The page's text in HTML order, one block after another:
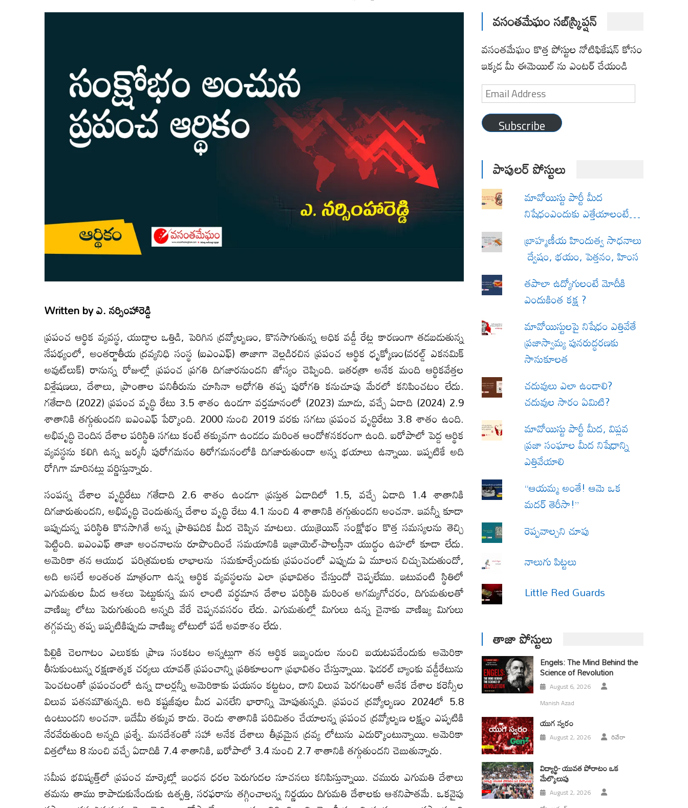
Written byఎ. నర్సింహారెడ్డి
ప్రపంచ ఆర్థిక వ్యవస్థ, యుద్ధాల ఒత్తిడి, పెరిగిన ద్రవ్యోల్బణం, కొనసాగుతున్న అధిక వడ్డీ రేట్ల కారణంగా తడబడుతున్న
నేపథ్యంలో, అంతర్జాతీయ ద్రవ్యనిధి సంస్థ (ఐఎంఎఫ్‌) తాజాగా వెల్లడిరచిన ప్రపంచ ఆర్థిక ధృక్కోణం(వరల్డ్‌ ఎకనమిక్‌
అవుట్‌లుక్‌) రానున్న రోజుల్లో ప్రపంచ ప్రగతి దిగజారనుందని జోస్యం చెప్పింది. ఇతరత్రా అనేక మంది ఆర్థికవేత్తల
విశ్లేషణలు, దేశాలు, ప్రాంతాల పనితీరును చూసినా అధోగతి తప్ప పురోగతి కనుచూపు మేరలో కనిపించటం లేదు.
గతేడాది (2022) ప్రపంచ వృద్ధి రేటు 3.5 శాతం ఉండగా వర్తమానంలో (2023) మూడు, వచ్చే ఏడాది (2024) 2.9
శాతానికి తగ్గుతుందని ఐఎంఎఫ్‌ పేర్కొంది. 2000 నుంచి 2019 వరకు సగటు ప్రపంచ వృద్ధిరేటు 3.8 శాతం ఉంది.
అభివృద్ధి చెందిన దేశాల పరిస్థితి సగటు కంటే తక్కువగా ఉండడం మరింత ఆందోళనకరంగా ఉంది. ఐరోపాలో పెద్ద ఆర్థిక
వ్యవస్థను కలిగి ఉన్న జర్మనీ పురోగమనం తిరోగమనంలోకి దిగజారుతుందా అన్న భయాలు ఉన్నాయి. ఇప్పటికే అది
రోగిగా మారినట్లు వర్ణిస్తున్నారు.
సంపన్న దేశాల వృద్ధిరేటు గతేడాది 2.6 శాతం ఉండగా ప్రస్తుత ఏడాదిలో 1.5, వచ్చే ఏడాది 1.4 శాతానికి
దిగజారుతుందని, అభివృద్ధి చెందుతున్న దేశాల వృద్ధి రేటు 4.1 నుంచి 4 శాతానికి తగ్గుతుందని అంచనా. ఇవన్నీ కూడా
ఇప్పుడున్న పరిస్థితి కొనసాగితే అన్న ప్రాతిపదిక మీద చెప్పిన మాటలు. యుక్రెయిన్‌ సంక్షోభం కొత్త సమస్యలను తెచ్చి
పెట్టింది. ఐఎంఎఫ్‌ తాజా అంచనాలను రూపొందించే సమయానికి ఇజ్రాయెల్‌-పాలస్తీనా యుద్ధం ఉహలో కూడా లేదు.
అమెరికా తన ఆయుధ పరిశ్రమలకు లాభాలను సమకూర్చేందుకు ప్రపంచంలో ఎప్పుడు ఏ మూలన చిచ్చుపెడుతుందో,
అది అసలే అంతంత మాత్రంగా ఉన్న ఆర్థిక వ్యవస్థలను ఎలా ప్రభావితం చేస్తుందో చెప్పలేము. ఇటువంటి స్థితిలో
ఎగుమతుల మీద ఆశలు పెట్టుకున్న మన లాంటి వర్ధమాన దేశాల పరిస్థితి మరింత అగమ్యగోచరం, దిగుమతులతో
వాణిజ్య లోటు పెరుగుతుంది అన్నది వేరే చెప్పనవసరం లేదు. ఎగుమతుల్లో మిగులు ఉన్న చైనాకు వాణిజ్య మిగులు
తగ్గవచ్చు తప్ప ఇప్పటికిప్పుడు వాణిజ్య లోటులో పడే అవకాశం లేదు.
పిల్లికి చెలగాటం ఎలుకకు ప్రాణ సంకటం అన్నట్లుగా తన ఆర్థిక ఇబ్బందుల నుంచి బయటపడేందుకు అమెరికా
తీసుకుంటున్న రక్షణాత్మక చర్యలు యావత్‌ ప్రపంచాన్ని ప్రతికూలంగా ప్రభావితం చేస్తున్నాయి. ఫెడరల్‌ బ్యాంకు వడ్డీరేటును
పెంచటంతో ప్రపంచంలో ఉన్న డాలర్లన్నీ అమెరికాకు పయనం కట్టటం, దాని విలువ పెరగటంతో అనేక దేశాల కరెన్సీల
విలువ పతనమౌతున్నది. అది కష్టజీవుల మీద ఎనలేని భారాన్ని మోపుతున్నది. ప్రపంచ ద్రవ్యోల్బణం 2024లో 5.8
ఉంటుందని అంచనా. ఇదేమీ తక్కువ కాదు. రెండు శాతానికి పరిమితం చేయాలన్న ప్రపంచ ద్రవ్యోల్బణ లక్ష్యం ఎప్పటికి
నేరవేరుతుంది అన్నది ప్రశ్నే. మనదేశంతో సహా అనేక దేశాలు తీవ్రమైన ద్రవ్య లోటును ఎదుర్కొంటున్నాయి. అమెరికా
విత్తలోటు 8 నుంచి వచ్చే ఏడాదికి 7.4 శాతానికి, ఐరోపాలో 3.4 నుంచి 2.7 శాతానికి తగ్గుతుందని చెబుతున్నారు.
సమీప భవిష్యత్త్‌లో ప్రపంచ మార్కెట్లో ఇంధన ధరల పెరుగుదల సూచనలు కనిపిస్తున్నాయి. చమురు ఎగుమతి దేశాలు
తమను తాము కాపాడుకునేందుకు ఉత్పత్తి, సరఫరాను తగ్గించాలన్న నిర్ణయం దిగుమతి దేశాలకు ఆశనిపాతమే. ఒకవైపు
వసంతమేఘం సబ్‌స్క్రిప్షన్
వసంతమేఘం కొత్త పోస్టుల నోటిఫికేషన్ కోసం
ఇక్కడ మీ ఈమెయిల్ ను ఎంటర్ చేయండి
Email
Address
Subscribe
పాపులర్ పోస్టులు
మావోయిస్టు పార్టీ మీద
నిషేధంఎందుకు ఎత్తేయాలంటే…
బ్రాహ్మణీయ హిందుత్వ సాధనాలు
ద్వేషం, భయం, పెత్తనం, హింస
త‌పాలా ఉద్యోగులంటే మోదీకి
ఎందుకింత కక్ష ?
మావోయిస్టులపై నిషేధం ఎత్తివేతే
ప్రజాస్వామ్య పునరుద్ధరణకు
సానుకూలత
చదువులు ఎలా ఉండాలి?
చదువుల సారం ఏమిటి?
మావోయిస్టు పార్టీ మీద, విప్లవ
ప్రజా సంఘాల మీద నిషేధాన్ని
ఎత్తివేయాలి
“ఆయమ్మ అంతే! ఆమె ఒక
మదర్ తెరీసా!”
రెప్పవాల్చని చూపు
నాలుగు పిట్టలు
Little Red Guards
తాజా పోస్టులు
Engels: The Mind Behind the
Science of Revolution
August 6, 2026
Manish Azad
యుగ స్వ‌రం
August 2, 2026 రివేరా
విద్యార్థి- యువత పోరాటం ఒక
మేల్కొలుపు
August 2, 2026